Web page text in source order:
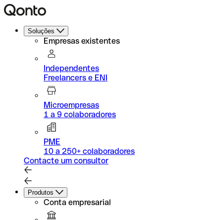
Soluções
Empresas existentes
Independentes
Freelancers e ENI
Microempresas
1 a 9 colaboradores
PME
10 a 250+ colaboradores
Contacte um consultor
Produtos
Conta empresarial